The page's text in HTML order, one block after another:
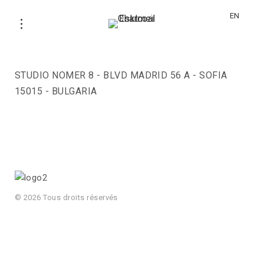
EN
STUDIO NOMER 8 - BLVD MADRID 56 A - SOFIA
15015 - BULGARIA
© 2026 Tous droits réservés